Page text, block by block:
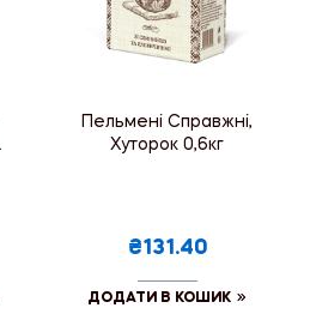
Пельмені Справжні,
Хуторок 0,6кг
₴131.40
ДОДАТИ В КОШИК